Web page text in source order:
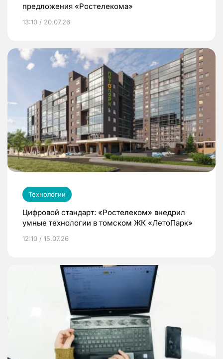
предложения «Ростелекома»
13:10 / 20.07.26
Технологии
Цифровой стандарт: «Ростелеком» внедрил
умные технологии в томском ЖК «ЛетоПарк»
12:10 / 15.07.26